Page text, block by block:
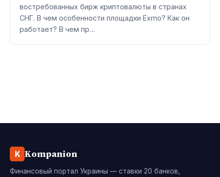
востребованных бирж криптовалюты в странах
СНГ. В чем особенности площадки Exmo? Как он
работает? В чем пр…
K Kompanion
Финансовый портал Украины — ставки 20 банков,